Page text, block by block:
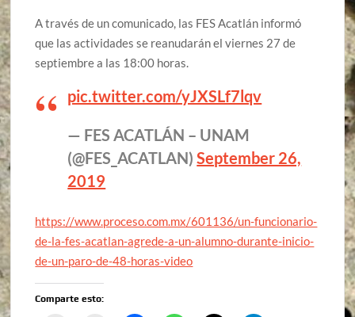
A través de un comunicado, las FES Acatlán informó
que las actividades se reanudarán el viernes 27 de
septiembre a las 18:00 horas.
pic.twitter.com/yJXSLf7lqv
— FES ACATLÁN – UNAM
(@FES_ACATLAN)September 26,
2019
https://www.proceso.com.mx/601136/un-funcionario-
de-la-fes-acatlan-agrede-a-un-alumno-durante-inicio-
de-un-paro-de-48-horas-video
Comparte esto: